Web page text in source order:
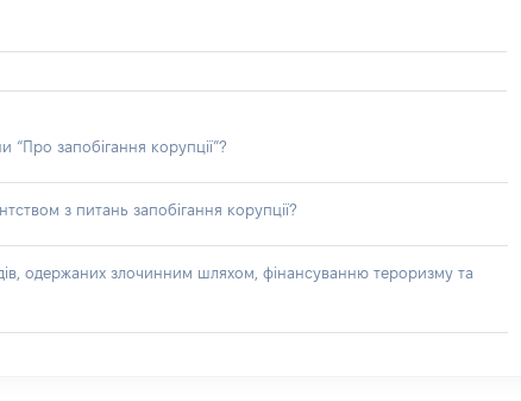
“Про запобігання корупції”?
з питань запобігання корупції?
одержаних злочинним шляхом, фінансуванню тероризму та